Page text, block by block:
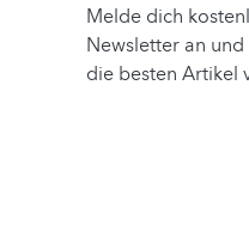
Melde dich
Newsletter an
die besten Artikel